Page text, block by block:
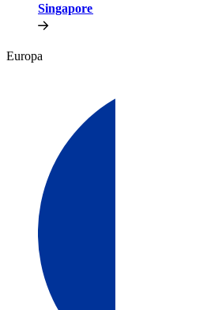
Singapore​​
Europa​​